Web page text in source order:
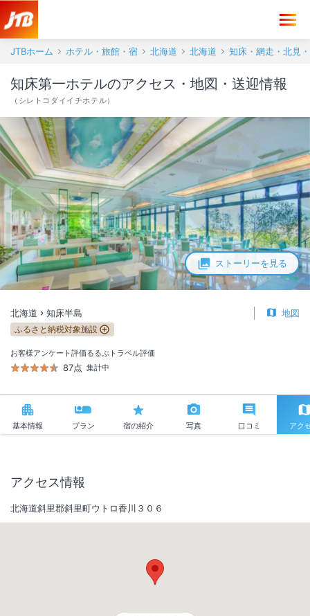
JTBホーム ホテル・旅館・宿 北海道 北海道 知床・網走・北見
ストーリーを見る
知床第一ホテルのアクセス・地図・送迎情報
（ シレトコダイイチホテル）
北海道 知床半島 地図
ふるさと納税対象施設
お客様アンケート評価
87点
るるぶトラベル評価
集計中
基本情報 プラン 宿の紹介 写真 口コミ アク
アクセス情報
北海道斜里郡斜里町ウトロ香川３０６